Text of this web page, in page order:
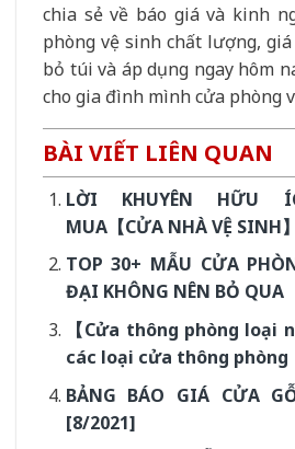
chia sẻ về báo giá và kinh
phòng vệ sinh chất lượng,
bỏ túi và áp dụng ngay hôm
cho gia đình mình cửa phòng
BÀI VIẾT LIÊN QUAN
LỜI KHUYÊN HỮU
MUA【CỬA NHÀ VỆ SINH】
TOP 30+ MẪU CỬA
ĐẠI KHÔNG NÊN BỎ QUA
【Cửa thông phòng loại
các loại cửa thông phòng
BẢNG BÁO GIÁ CỬA
[8/2021]